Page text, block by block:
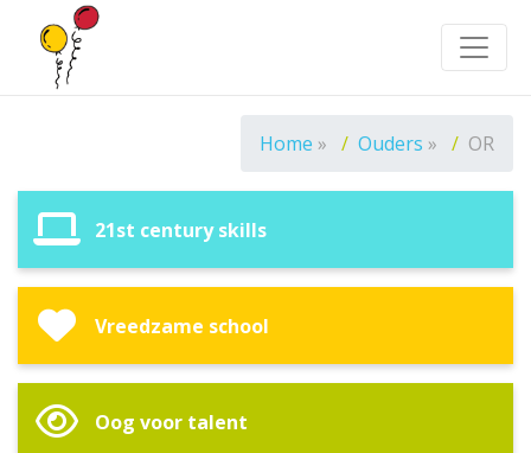
Home » Ouders » OR
21st century skills
Vreedzame school
Oog voor talent